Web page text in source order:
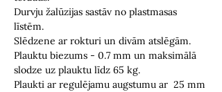
Durvju žalūzijas sastāv no plastmasas
līstēm.
Slēdzene ar rokturi un divām atslēgām.
Plauktu biezums - 0.7 mm un maksimālā
slodze uz plauktu līdz 65 kg.
Plaukti ar regulējamu augstumu ar 25 mm